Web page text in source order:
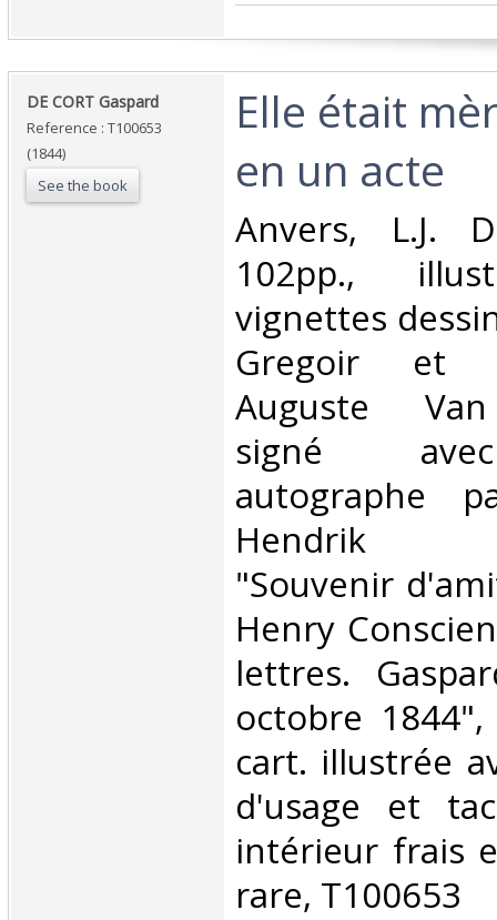
‎DE CORT Gaspard‎
Reference : T100653
(1844)
See the book
‎Elle était
en un acte‎
‎Anvers, L.J.
102pp.,
vignettes
Gregoir et
Auguste
signé
autographe
Hendrik
"Souvenir
Henry
lettres.
octobre
cart. illustrée
d'usage et
intérieur frais
rare, T100653‎